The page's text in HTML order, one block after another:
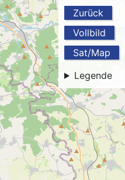
Zurück
Vollbild
Sat/Map
Legende